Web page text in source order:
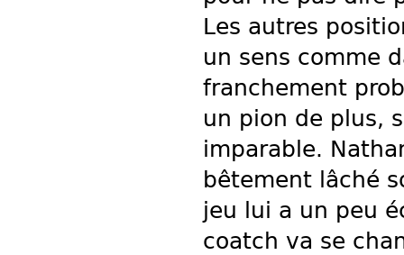
Les autres
un sens comme
franchement
un pion de plus,
imparable.
bêtement lâché
jeu lui a un peu
coatch va se